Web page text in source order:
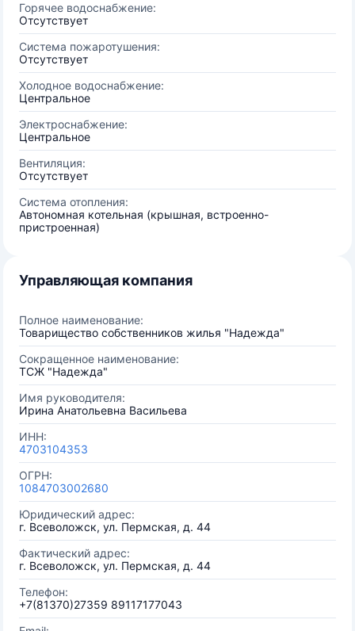
Горячее водоснабжение:
Отсутствует
Система пожаротушения:
Отсутствует
Холодное водоснабжение:
Центральное
Электроснабжение:
Центральное
Вентиляция:
Отсутствует
Система отопления:
Автономная котельная (крышная, встроенно-
пристроенная)
Управляющая компания
Полное наименование:
Товарищество собственников жилья "Надежда"
Сокращенное наименование:
ТСЖ "Надежда"
Имя руководителя:
Ирина Анатольевна Васильева
ИНН:
4703104353
ОГРН:
1084703002680
Юридический адрес:
г. Всеволожск, ул. Пермская, д. 44
Фактический адрес:
г. Всеволожск, ул. Пермская, д. 44
Телефон:
+7(81370)27359 89117177043